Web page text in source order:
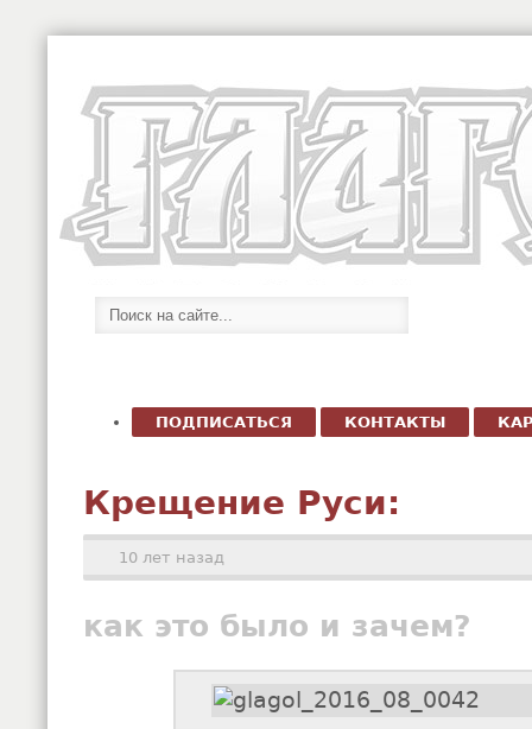
ПОДПИСАТЬСЯ КОНТАКТЫ
Крещение Руси:
10 лет назад
как это было и зачем?